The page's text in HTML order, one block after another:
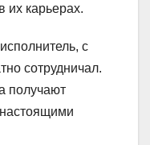
их карьерах.
с
сотрудничал.
получают